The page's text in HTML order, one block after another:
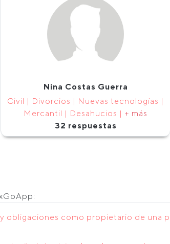
Nina Costas Guerra
Civil | Divorcios | Nuevas tecnologías |
Mercantil | Desahucios | + más
32 respuestas
obligaciones como propietario de una